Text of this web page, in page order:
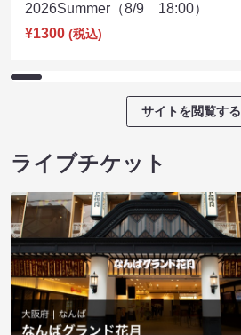
2026Summer（8/9 18:00）
¥1300 (税込)
サイトを閲覧する
ライブチケット